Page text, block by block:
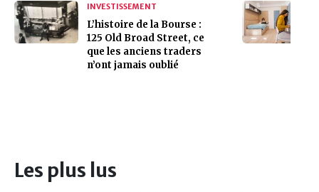
INVESTISSEMENT
L’histoire de la Bourse :
125 Old Broad Street, ce
que les anciens traders
n’ont jamais oublié
Les plus lus